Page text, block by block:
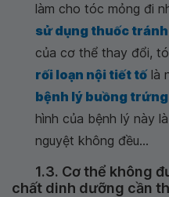
làm cho tóc mỏng đi
sử dụng thuốc
của cơ thể thay đổi,
rối loạn nội tiết tốlà
bệnh lý buồng trứng
hình của bệnh lý này là
nguyệt không đều...
1.3. Cơ thể không
chất dinh dưỡng cần